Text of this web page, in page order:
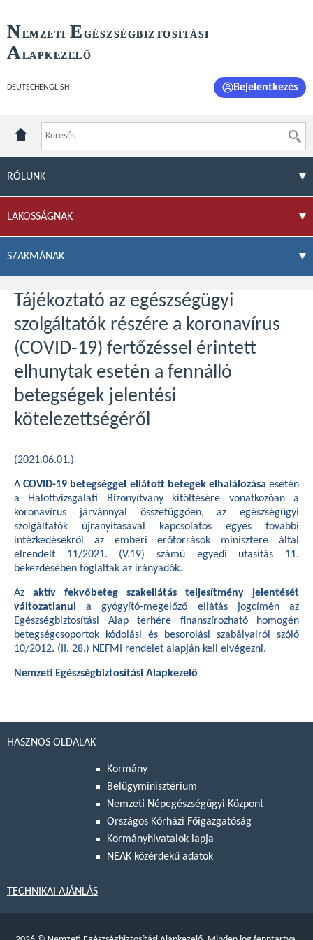
NEMZETI E GÉSZSÉGBIZTOSÍTÁSI
ALAPKEZELŐ
DEUTSCH ENGLISH Bejelentkezés
RÓLUNK
LAKOSSÁGNAK
SZAKMÁNAK
Tájékoztató az egészségügyi
szolgáltatók részére a koronavírus
(COVID-19) fertőzéssel érintett
elhunytak esetén a fennálló
betegségek jelentési
kötelezettségéről
(2021.06.01.)
ACOVID-19 betegséggel ellátott betegek elhalálozása esetén
a Halottvizsgálati Bizonyítvány kitöltésére vonatkozóan a
koronavírus járvánnyal összefüggően, az egészségügyi
szolgáltatók újranyitásával kapcsolatos egyes további
intézkedésekről az emberi erőforrások minisztere által
elrendelt 11/2021. (V.19) számú egyedi utasítás 11.
bekezdésében foglaltak az irányadók.
Az aktív fekvőbeteg szakellátás teljesítmény jelentését
változatlanul
a gyógyító-megelőző ellátás jogcímén az
Egészségbiztosítási Alap terhére finanszírozható homogén
betegségcsoportok kódolási és besorolási szabályairól szóló
10/2012. (II. 28.) NEFMI rendelet alapján kell elvégezni.
Nemzeti Egészségbiztosítási Alapkezelő
HASZNOS OLDALAK
Kormány
Belügyminisztérium
Nemzeti Népegészségügyi Központ
Országos Kórházi Főigazgatóság
Kormányhivatalok lapja
NEAK közérdekű adatok
TECHNIKAI AJÁNLÁS